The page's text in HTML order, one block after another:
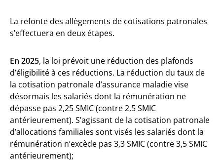
La refonte des allègements de cotisations patronales
s’effectuera en deux étapes.
En 2025, la loi prévoit une réduction des plafonds
d’éligibilité à ces réductions. La réduction du taux de
la cotisation patronale d’assurance maladie vise
désormais les salariés dont la rémunération ne
dépasse pas 2,25 SMIC (contre 2,5 SMIC
antérieurement). S’agissant de la cotisation patronale
d’allocations familiales sont visés les salariés dont la
rémunération n’excède pas 3,3 SMIC (contre 3,5 SMIC
antérieurement);